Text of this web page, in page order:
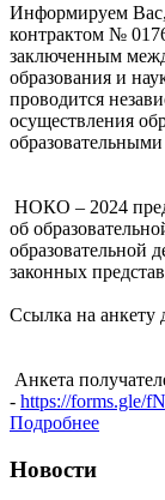
Информируем Вас,
контрактом №
заключенным
образования и
проводится
осуществления
НОКО – 2024
об
образовательной
законных
Ссылка на анкету
Анкета
- https://forms.gle/
Подробнее
Новости